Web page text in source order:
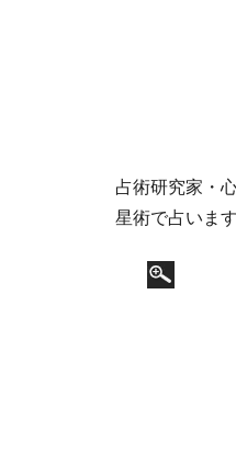
占術研究家・
星術で占います